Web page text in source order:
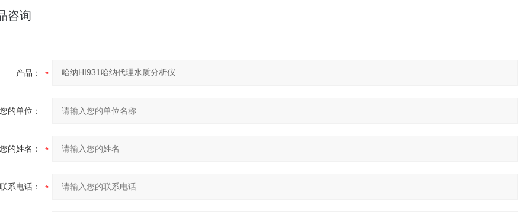
咨询
产品：
您的单位：
您的姓名：
联系电话：